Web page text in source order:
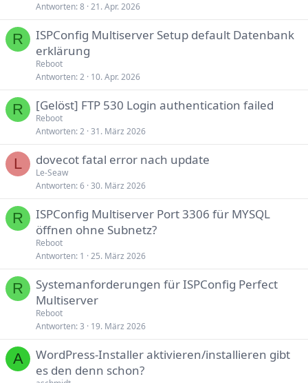
Antworten 8 21. Apr. 2026
R
ISPConfig Multiserver Setup default Datenbank
erklärung
Reboot
Antworten 2 10. Apr. 2026
R [Gelöst] FTP 530 Login authentication failed
Reboot
Antworten 2 31. März 2026
L dovecot fatal error nach update
Le-Seaw
Antworten 6 30. März 2026
R
ISPConfig Multiserver Port 3306 für MYSQL
öffnen ohne Subnetz?
Reboot
Antworten 1 25. März 2026
R
Systemanforderungen für ISPConfig Perfect
Multiserver
Reboot
Antworten 3 19. März 2026
A
WordPress‑Installer aktivieren/installieren gibt
es den denn schon?